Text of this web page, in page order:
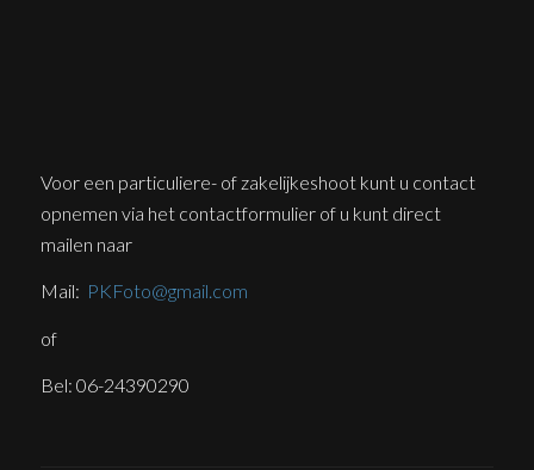
Voor een particuliere- of zakelijkeshoot kunt u contact
opnemen via het contactformulier of u kunt direct
mailen naar
Mail: PKFoto@gmail.com
of
Bel: 06-24390290